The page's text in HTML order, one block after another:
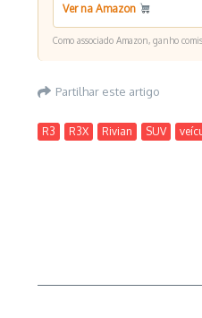
Ver na Amazon
Como associado Amazon, ganho
Partilhar este artigo
R3 R3X Rivian SUV